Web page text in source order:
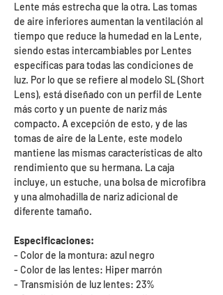
Lente más estrecha que la otra. Las tomas
de aire inferiores aumentan la ventilación al
tiempo que reduce la humedad en la Lente,
siendo estas intercambiables por Lentes
específicas para todas las condiciones de
luz. Por lo que se refiere al modelo SL (Short
Lens), está diseñado con un perfil de Lente
más corto y un puente de nariz más
compacto. A excepción de esto, y de las
tomas de aire de la Lente, este modelo
mantiene las mismas características de alto
rendimiento que su hermana. La caja
incluye, un estuche, una bolsa de microfibra
y una almohadilla de nariz adicional de
diferente tamaño.
Especificaciones:
- Color de la montura: azul negro
- Color de las lentes: Hiper marrón
- Transmisión de luz lentes: 23%